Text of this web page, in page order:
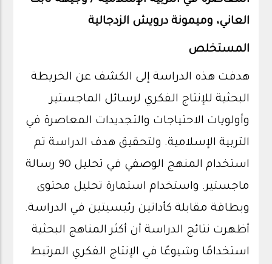
العاني، وميمونة درويش الزدجالية
المستخلص
هدفت هذه الدراسة إلى الكشف عن الخريطة
البحثية للإنتاج الفكري لرسائل الماجستير
وأولويات الاحتياجات والتجديدات المعاصرة في
التربية الإسلامية. ولتحقيق هدف الدراسة تم
استخدام المنهج الوصفي في تحليل 90 رسالة
ماجستير. واستخدام استمارة تحليل محتوى
وبطاقة مقابلة كأداتين رئيسيتين في الدراسة.
أظهرت نتائج الدراسة أن أكثر المناهج البحثية
استخدامًا وشيوعًا في الإنتاج الفكري المرتبط